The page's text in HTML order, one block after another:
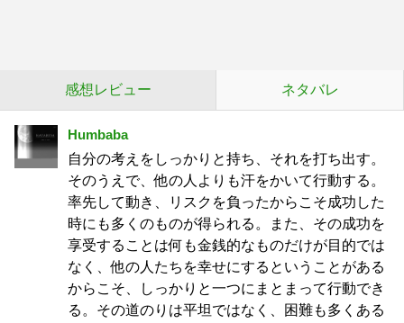
感想レビュー ネタバレ
Humbaba
自分の考えをしっかりと持ち、それを打ち出す。
そのうえで、他の人よりも汗をかいて行動する。
率先して動き、リスクを負ったからこそ成功した
時にも多くのものが得られる。また、その成功を
享受することは何も金銭的なものだけが目的では
なく、他の人たちを幸せにするということがある
からこそ、しっかりと一つにまとまって行動でき
る。その道のりは平坦ではなく、困難も多くある